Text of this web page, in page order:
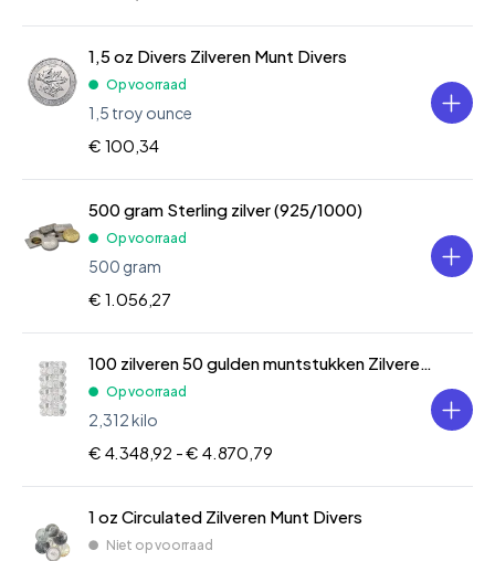
1,5 oz Divers Zilveren Munt Divers
Op voorraad
1,5 troy ounce
€ 100,34
500 gram Sterling zilver (925/1000)
Op voorraad
500 gram
€ 1.056,27
100 zilveren 50 gulden muntstukken Zilveren Munt Divers
Op voorraad
2,312 kilo
€ 4.348,92 -€ 4.870,79
1 oz Circulated Zilveren Munt Divers
Niet op voorraad